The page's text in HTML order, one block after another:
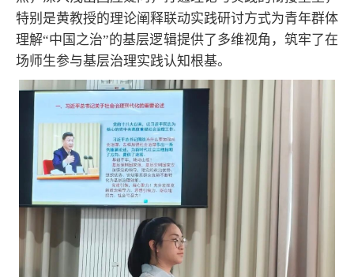
特别是黄教授的理论阐释联动实践研讨方式为青年群体
理解“中国之治”的基层逻辑提供了多维视角，筑牢了在
场师生参与基层治理实践认知根基。